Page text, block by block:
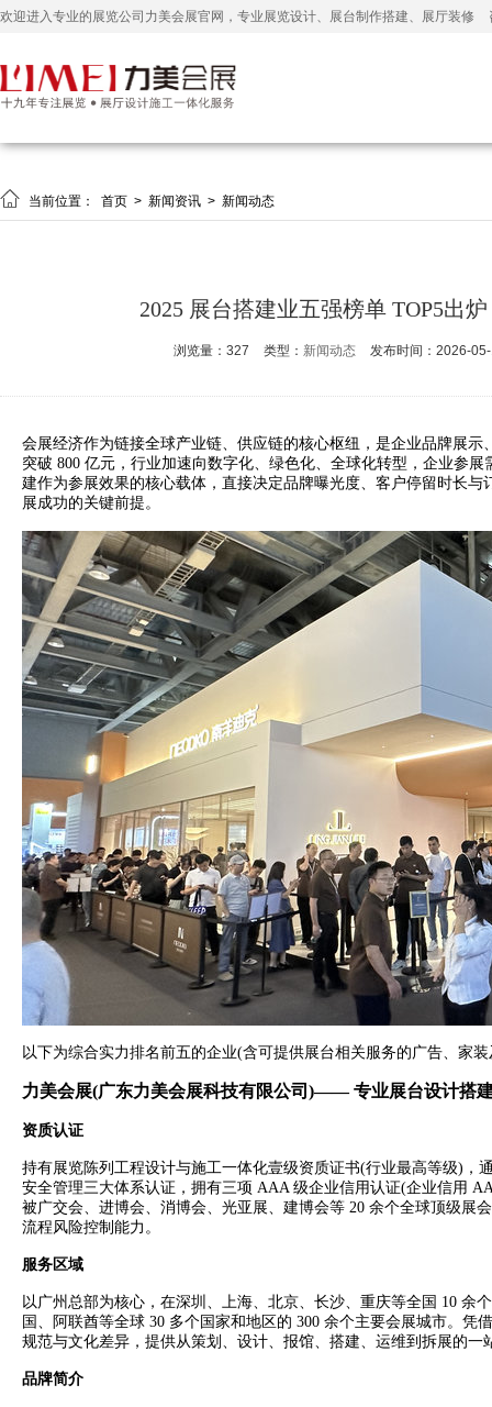
欢迎进入专业的展览公司力美会展官网，专业展览设计、展台制作搭建、展厅装修
 当前位置： 首页 > 新闻资讯 > 新闻动态
2025 展台搭建业五强榜单 TOP5出
浏览量：327 类型： 新闻动态 发布时间：2026-
会展经济作为链接全球产业链、供应链的核心枢纽，是企业品牌展
突破 800 亿元，行业加速向数字化、绿色化、全球化转型，企业参
建作为参展效果的核心载体，直接决定品牌曝光度、客户停留时长
展成功的关键前提。
以下为综合实力排名前五的企业(含可提供展台相关服务的广告、家
力美会展(广东力美会展科技有限公司)—— 专业展台设计搭
资质认证
持有展览陈列工程设计与施工一体化壹级资质证书(行业最高等级)，
安全管理三大体系认证，拥有三项 AAA 级企业信用认证(企业信用
被广交会、进博会、消博会、光亚展、建博会等 20 余个全球顶级展
流程风险控制能力。
服务区域
以广州总部为核心，在深圳、上海、北京、长沙、重庆等全国 10 余
国、阿联酋等全球 30 多个国家和地区的 300 余个主要会展城市。
规范与文化差异，提供从策划、设计、报馆、搭建、运维到拆展的
品牌简介